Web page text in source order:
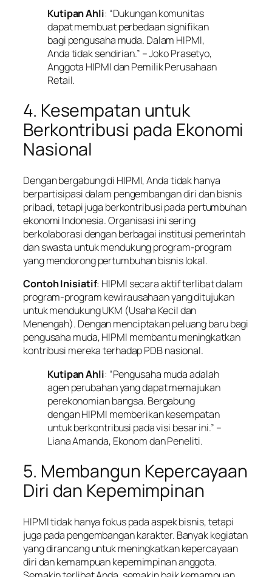
Kutipan Ahli: “Dukungan komunitas
dapat membuat perbedaan signifikan
bagi pengusaha muda. Dalam HIPMI,
Anda tidak sendirian.” – Joko Prasetyo,
Anggota HIPMI dan Pemilik Perusahaan
Retail.
4. Kesempatan untuk
Berkontribusi pada Ekonomi
Nasional
Dengan bergabung di HIPMI, Anda tidak hanya
berpartisipasi dalam pengembangan diri dan bisnis
pribadi, tetapi juga berkontribusi pada pertumbuhan
ekonomi Indonesia. Organisasi ini sering
berkolaborasi dengan berbagai institusi pemerintah
dan swasta untuk mendukung program-program
yang mendorong pertumbuhan bisnis lokal.
Contoh Inisiatif: HIPMI secara aktif terlibat dalam
program-program kewirausahaan yang ditujukan
untuk mendukung UKM (Usaha Kecil dan
Menengah). Dengan menciptakan peluang baru bagi
pengusaha muda, HIPMI membantu meningkatkan
kontribusi mereka terhadap PDB nasional.
Kutipan Ahli: “Pengusaha muda adalah
agen perubahan yang dapat memajukan
perekonomian bangsa. Bergabung
dengan HIPMI memberikan kesempatan
untuk berkontribusi pada visi besar ini.” –
Liana Amanda, Ekonom dan Peneliti.
5. Membangun Kepercayaan
Diri dan Kepemimpinan
HIPMI tidak hanya fokus pada aspek bisnis, tetapi
juga pada pengembangan karakter. Banyak kegiatan
yang dirancang untuk meningkatkan kepercayaan
diri dan kemampuan kepemimpinan anggota.